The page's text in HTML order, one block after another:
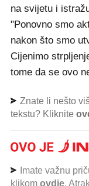
na svijetu i
"Ponovno smo
nakon što smo
Cijenimo
tome da se ovo
Znate li nešto
tekstu? Kliknite
Imate važnu
klikom ovdje.